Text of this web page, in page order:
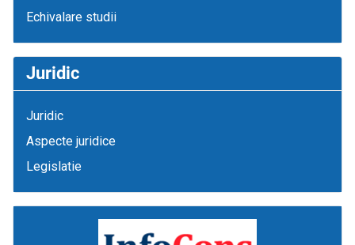
Echivalare studii
Juridic
Juridic
Aspecte juridice
Legislatie